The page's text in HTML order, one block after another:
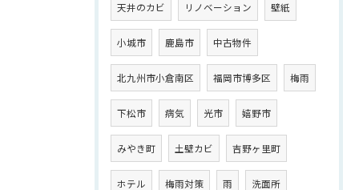
天井のカビ リノベーション 壁紙
小城市 鹿島市 中古物件
北九州市小倉南区 福岡市博多区 梅雨
下松市 病気 光市 嬉野市
みやき町 土壁カビ 吉野ヶ里町
ホテル 梅雨対策 雨 洗面所